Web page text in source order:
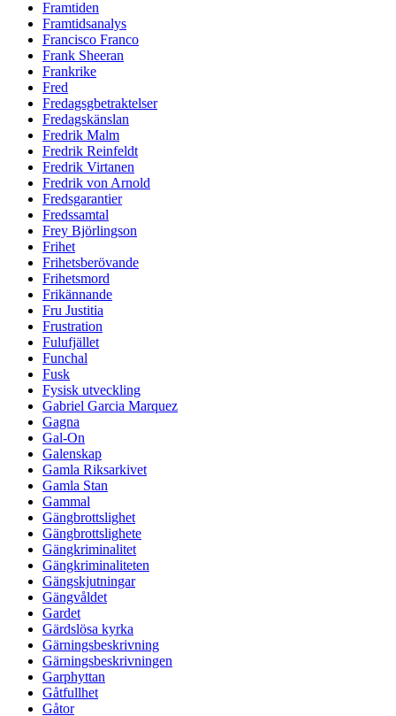
Framtiden
Framtidsanalys
Francisco Franco
Frank Sheeran
Frankrike
Fred
Fredagsgbetraktelser
Fredagskänslan
Fredrik Malm
Fredrik Reinfeldt
Fredrik Virtanen
Fredrik von Arnold
Fredsgarantier
Fredssamtal
Frey Björlingson
Frihet
Frihetsberövande
Frihetsmord
Frikännande
Fru Justitia
Frustration
Fulufjället
Funchal
Fusk
Fysisk utveckling
Gabriel Garcia Marquez
Gagna
Gal-On
Galenskap
Gamla Riksarkivet
Gamla Stan
Gammal
Gängbrottslighet
Gängbrottslighete
Gängkriminalitet
Gängkriminaliteten
Gängskjutningar
Gängvåldet
Gardet
Gärdslösa kyrka
Gärningsbeskrivning
Gärningsbeskrivningen
Garphyttan
Gåtfullhet
Gåtor